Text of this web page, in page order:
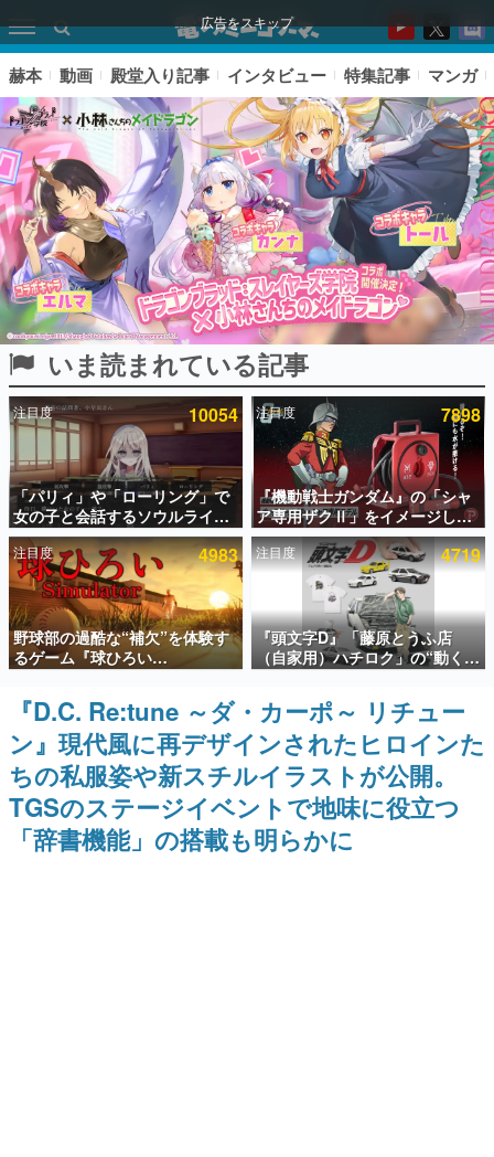
広告をスキップ
ピックアップ
電ファミのいま読まれている記事ランキング
アプリセール情報
インタビュー
連載・特集一覧
殿堂入り記事
SNS拡散数が数千以上！ ページビュー数万以上！ などな
ど。多くの人々に読まれた、電ファミ渾身の“殿堂入り”記
事をまとめました。
ゲームの企画書
名作ゲームクリエイターの方々に製作時のエピソードをお
聞きし、ヒットする企画（ゲーム）とは何か？を探ってい
きます。
この物語を解いてはいけない。『赫本』は、〈試験問題〉
の形をした短編ホラー小説集です。
赫本 動画 殿堂入り記事 インタビュー 特集記事 マンガ
いま読まれている記事
注目度 10054
「パリィ」や「ローリング」で
女の子と会話するソウルライク
恋愛ゲーム『小早川さんはソウ
ルライク』無料公開。返事に失
敗すると「YOU DIED」
注目度 7898
『機動戦士ガンダム』の「シャ
ア専用ザクⅡ」をイメージした
散水ホースリールが予約開始。
本体にはシャアのパーソナルマ
ークやジオン公国軍のエンブレ
ム、型式番号などを配置
注目度 4983
野球部の過酷な“補欠”を体験す
るゲーム『球ひろい
Simulator』が「1件」のウィッ
シュリストをもとにチェコ語に
対応しSNSで話題に。『キング
ダム・カム』開発元やチェコの
プロ野球選手から称賛の声
注目度 4719
『頭文字D』「藤原とうふ店
（自家用）ハチロク」の“動くテ
ィッシュケース”が買えるポップ
アップショップが開催へ。マン
ガの舞台である群馬の「イオン
モール高崎」にて、8月11日か
ら8月20日までの期間限定で開
催予定
『D.C. Re:tune ～ダ・カーポ～ リチュー
ン』現代風に再デザインされたヒロインた
ちの私服姿や新スチルイラストが公開。
TGSのステージイベントで地味に役立つ
「辞書機能」の搭載も明らかに